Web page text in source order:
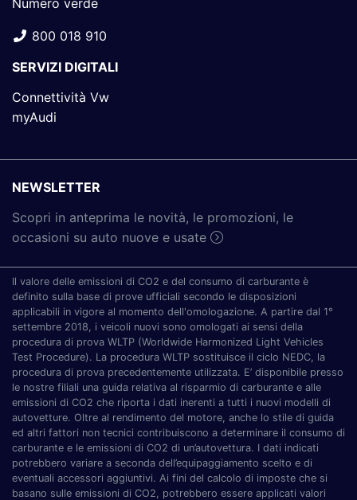
Numero verde
800 018 910
SERVIZI DIGITALI
Connettività Vw
myAudi
NEWSLETTER
Scopri in anteprima le novità, le promozioni, le
occasioni su auto nuove e usate
Il valore delle emissioni di CO2 e del consumo di carburante è
definito sulla base di prove ufficiali secondo le disposizioni
applicabili in vigore al momento dell'omologazione. A partire dal 1°
settembre 2018, i veicoli nuovi sono omologati ai sensi della
procedura di prova WLTP (Worldwide Harmonized Light Vehicles
Test Procedure). La procedura WLTP sostituisce il ciclo NEDC, la
procedura di prova precedentemente utilizzata. E’ disponibile presso
le nostre filiali una guida relativa al risparmio di carburante e alle
emissioni di CO2 che riporta i dati inerenti a tutti i nuovi modelli di
autovetture. Oltre al rendimento del motore, anche lo stile di guida
ed altri fattori non tecnici contribuiscono a determinare il consumo di
carburante e le emissioni di CO2 di un’autovettura. I dati indicati
potrebbero variare a seconda dell’equipaggiamento scelto e di
eventuali accessori aggiuntivi. Ai fini del calcolo di imposte che si
basano sulle emissioni di CO2, potrebbero essere applicati valori